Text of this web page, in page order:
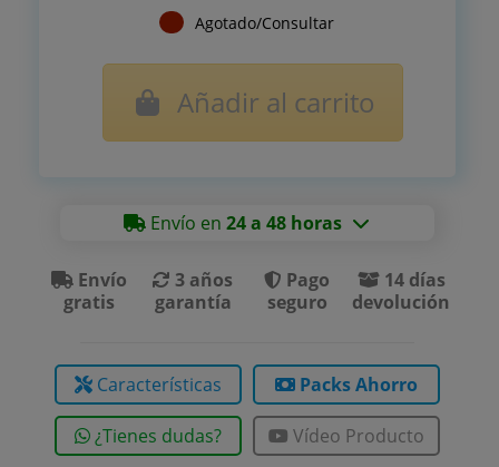
Agotado/Consultar
Añadir al carrito
Envío en24 a 48 horas
Envío
gratis
3 años
garantía
Pago
seguro
14 días
devolución
Características Packs Ahorro
¿Tienes dudas? Vídeo Producto